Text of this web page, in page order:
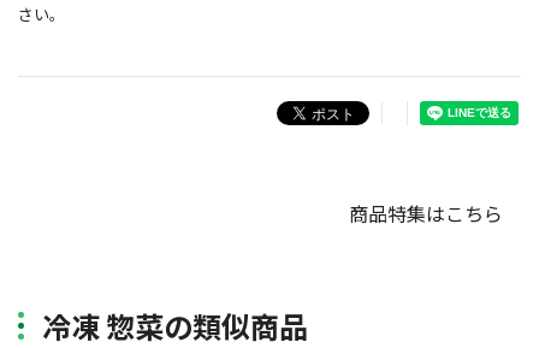
さい。
商品特集はこちら
冷凍 惣菜の類似商品